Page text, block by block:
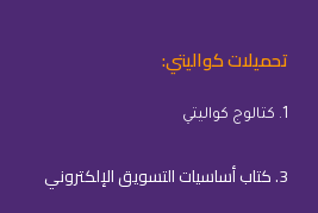
تحميلات كواليتي:
1. كتالوج كواليتي
3. كتاب أساسيات التسويق الإلكتروني